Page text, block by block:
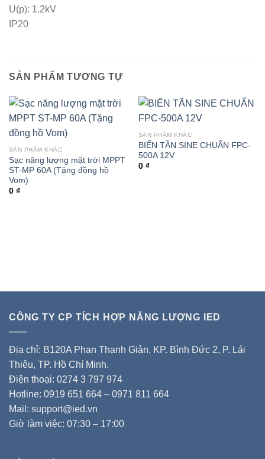
U(p): 1.2kV
IP20
SẢN PHẨM TƯƠNG TỰ
SẢN PHẨM KHÁC
Sạc năng lượng mặt trời MPPT
ST-MP 60A (Tặng đồng hồ
Vom)
0 ₫
SẢN PHẨM KHÁC
BIẾN TẦN SINE CHUẨN FPC-
500A 12V
0 ₫
CÔNG TY CP TÍCH HỢP NĂNG LƯỢNG IED
Địa chỉ: B120A Phan Thanh Giản, KP. Bình Đức 2, P. Lái
Thiêu, TP. Hồ Chí Minh.
Điện thoại: 0274 3 797 974
Hotline: 0919 651 664 – 0971 811 664
Mail: support@ied.vn
Giờ làm việc: 07:30 – 17:00